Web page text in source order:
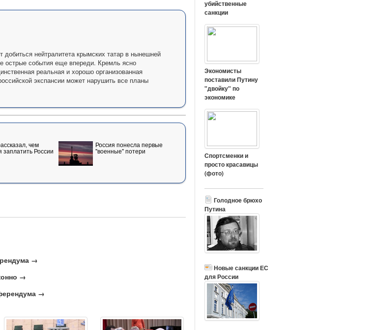
нейтралитета крымских татар в нынешней
острые события еще впереди. Кремль ясно
реальная и хорошо организованная
экспансии может нарушить все планы
чем
заплатить России
Россия понесла первые
"военные" потери
→
→
→
убийственные
санкции
Экономисты
поставили Путину
"двойку" по
экономике
Спортсменки и
просто красавицы
(фото)
Голодное брюхо
Путина
Новые санкции ЕС
для России